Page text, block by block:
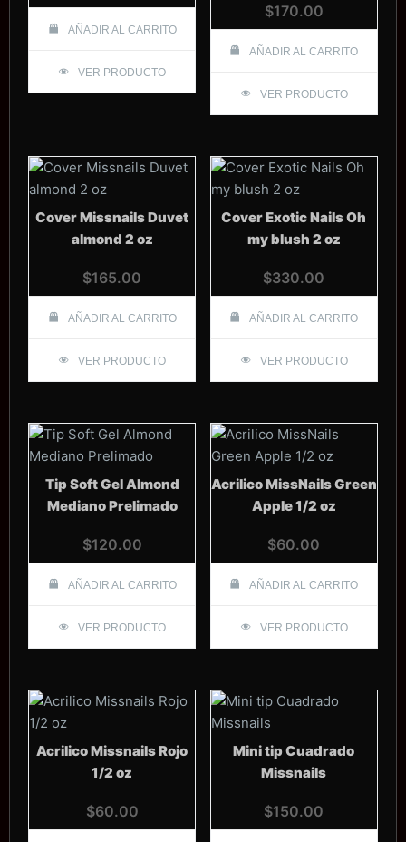
AÑADIR AL CARRITO
VER PRODUCTO
$170.00
AÑADIR AL CARRITO
VER PRODUCTO
Cover Missnails Duvet
almond 2 oz
$165.00
AÑADIR AL CARRITO
VER PRODUCTO
Cover Exotic Nails Oh
my blush 2 oz
$330.00
AÑADIR AL CARRITO
VER PRODUCTO
Tip Soft Gel Almond
Mediano Prelimado
$120.00
AÑADIR AL CARRITO
VER PRODUCTO
Acrilico MissNails Green
Apple 1/2 oz
$60.00
AÑADIR AL CARRITO
VER PRODUCTO
Acrilico Missnails Rojo
1/2 oz
$60.00
Mini tip Cuadrado
Missnails
$150.00